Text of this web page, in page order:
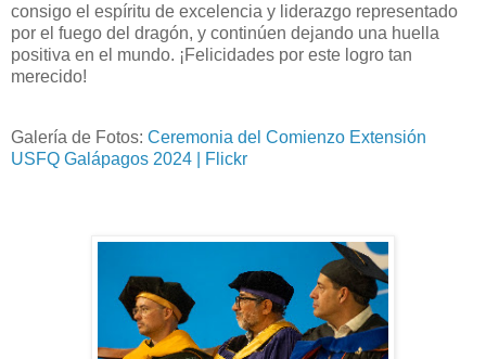
consigo el espíritu de excelencia y liderazgo representado
por el fuego del dragón, y continúen dejando una huella
positiva en el mundo. ¡Felicidades por este logro tan
merecido!
Galería de Fotos: Ceremonia del Comienzo Extensión
USFQ Galápagos 2024 | Flickr